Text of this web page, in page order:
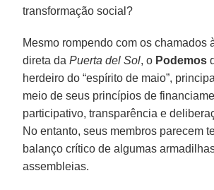
transformação social?
Mesmo rompendo com os chamados
direta daPuerta del Sol, o Podemos
herdeiro do “espírito de maio”,
meio de seus princípios de
participativo, transparência e
No entanto, seus membros parecem
balanço crítico de algumas
assembleias.